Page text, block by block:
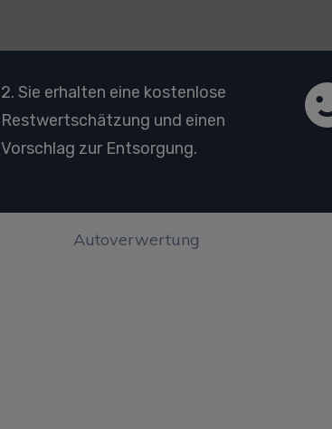
2. Sie erhalten eine kostenlose
Restwertschätzung und einen
Vorschlag zur Entsorgung.